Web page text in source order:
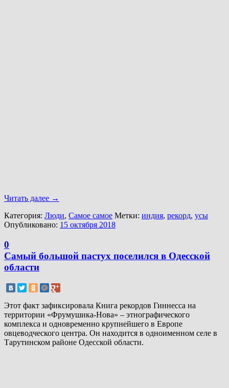
Читать далее →
Категория: Люди, Самое самое Метки: индия, рекорд, усы
Опубликовано: 15 октября 2018
0
Самый большой пастух поселился в Одесской
области
Этот факт зафиксировала Книга рекордов Гиннесса на
территории «Фрумушика-Нова» – этнографического
комплекса и одновременно крупнейшего в Европе
овцеводческого центра. Он находится в одноименном селе в
Тарутинском районе Одесской области.